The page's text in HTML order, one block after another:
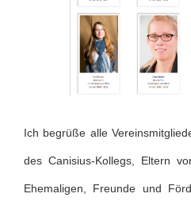
Ich begrüße alle
des Canisius-Kollegs, Eltern
Ehemaligen, Freunde und